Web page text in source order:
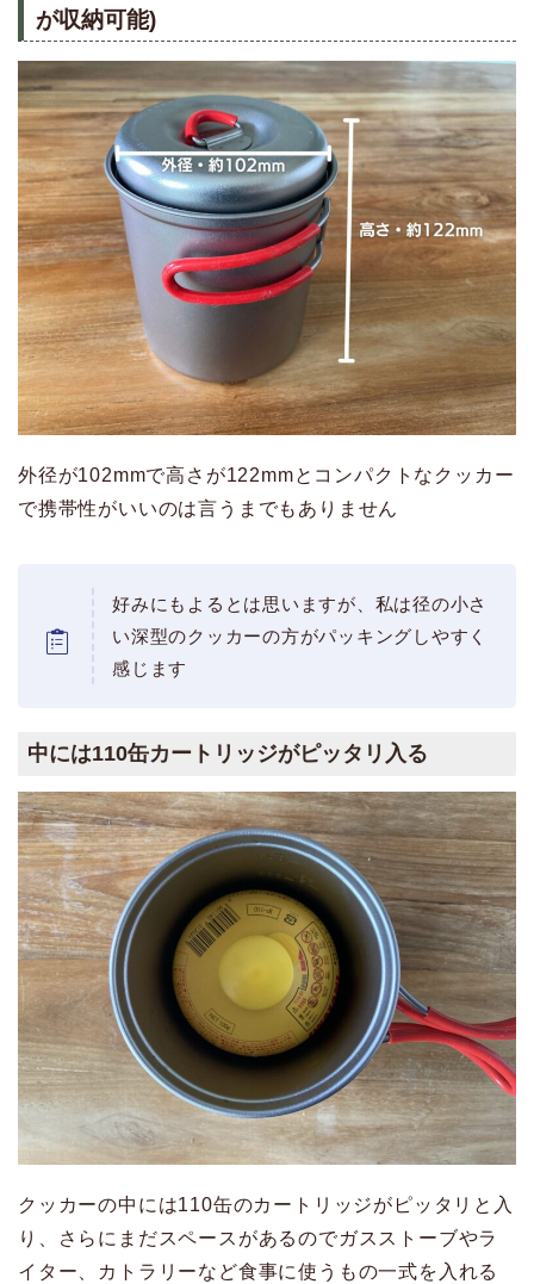
が収納可能)
外径が102mmで高さが122mmとコンパクトなクッカー
で携帯性がいいのは言うまでもありません
好みにもよるとは思いますが、私は径の小さ
い深型のクッカーの方がパッキングしやすく
感じます
中には110缶カートリッジがピッタリ入る
クッカーの中には110缶のカートリッジがピッタリと入
り、さらにまだスペースがあるのでガスストーブやラ
イター、カトラリーなど食事に使うもの一式を入れる